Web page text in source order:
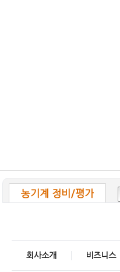
농기계 정비/평가
회사소개 비즈니스